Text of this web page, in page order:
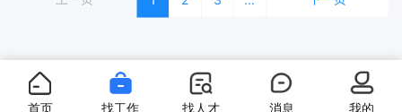
首页 找工作 找人才 消息 我的